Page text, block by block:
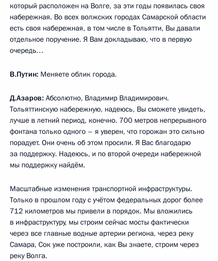
который расположен на Волге, за эти годы появилась своя
набережная. Во всех волжских городах Самарской области
есть своя набережная, в том числе в Тольятти, Вы давали
отдельное поручение. Я Вам докладываю, что в первую
очередь…
В.Путин: Меняете облик города.
Д.Азаров: Абсолютно, Владимир Владимирович.
Тольяттинскую набережную, надеюсь, Вы сможете увидеть,
лучше в летний период, конечно. 700 метров непрерывного
фонтана только одного – я уверен, что горожан это сильно
порадует. Они очень об этом просили. Я Вас благодарю
за поддержку. Надеюсь, и по второй очереди набережной
мы поддержку найдём.
Масштабные изменения транспортной инфраструктуры.
Только в прошлом году с учётом федеральных дорог более
712 километров мы привели в порядок. Мы вложились
в инфраструктуру, мы строим сейчас мосты фактически
через все главные водные артерии региона, через реку
Самара, Сок уже построили, как Вы знаете, строим через
реку Волга.